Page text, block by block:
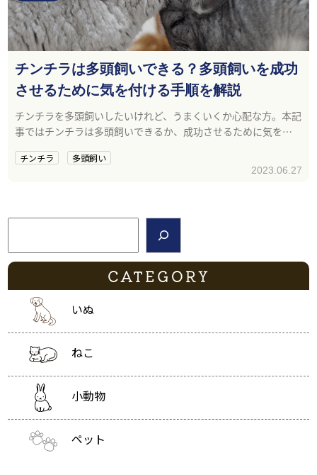
チンチラは多頭飼いできる？多頭飼いを成功
させるために気を付ける手順を解説
チンチラを多頭飼いしたいけれど、うまくいくか心配な方。本記
事ではチンチラは多頭飼いできるか、成功させるために気を付
チンチラ 多頭飼い
2023.06.27
検索
CATEGORY
いぬ
ねこ
小動物
ペット